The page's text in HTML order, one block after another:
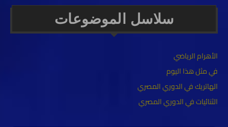
سلاسل الموضوعات
الأهرام الرياضي
في مثل هذا اليوم
الهاتريك في الدوري المصري
الثنائيات في الدوري المصري